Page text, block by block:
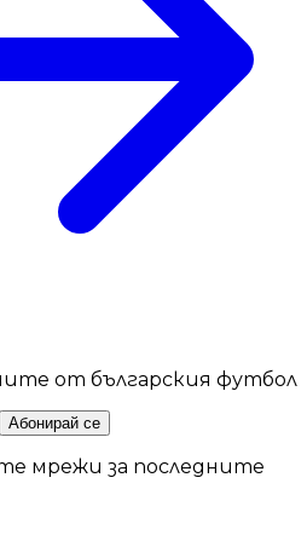
от българския футбол
Абонирай се
мрежи за последните